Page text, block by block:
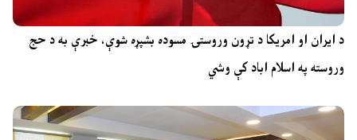
د ایران او امریکا د تړون وروستۍ مسوده بشپړه شوې، خبرې به د حج
وروسته په اسلام اباد کې وشي